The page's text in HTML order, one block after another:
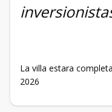
La villa estara
2026